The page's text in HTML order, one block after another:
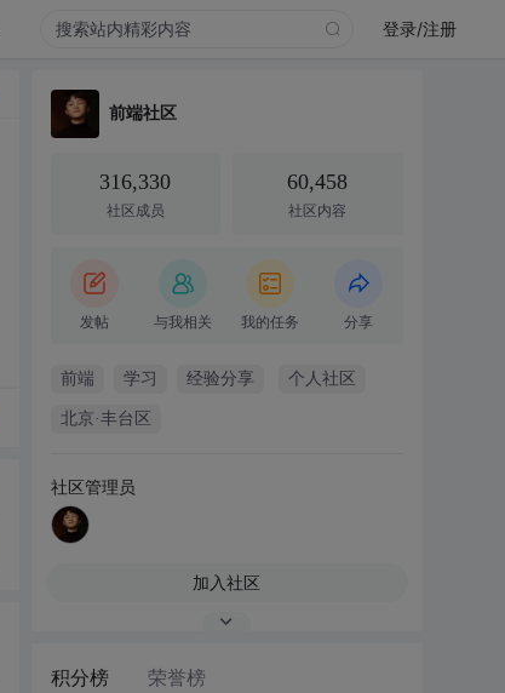
登录/注册
前端社区
316,330
社区成员
60,458
社区内容
发帖 与我相关 我的任务 分享
前端 学习 经验分享 个人社区
北京·丰台区
社区管理员
加入社区
积分榜 荣誉榜